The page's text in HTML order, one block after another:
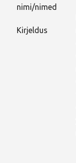
nimi/nimed
Kirjeldus